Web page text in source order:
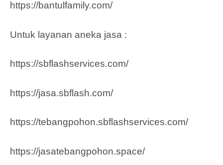
https://bantulfamily.com/
Untuk layanan aneka jasa :
https://sbflashservices.com/
https://jasa.sbflash.com/
https://tebangpohon.sbflashservices.com/
https://jasatebangpohon.space/